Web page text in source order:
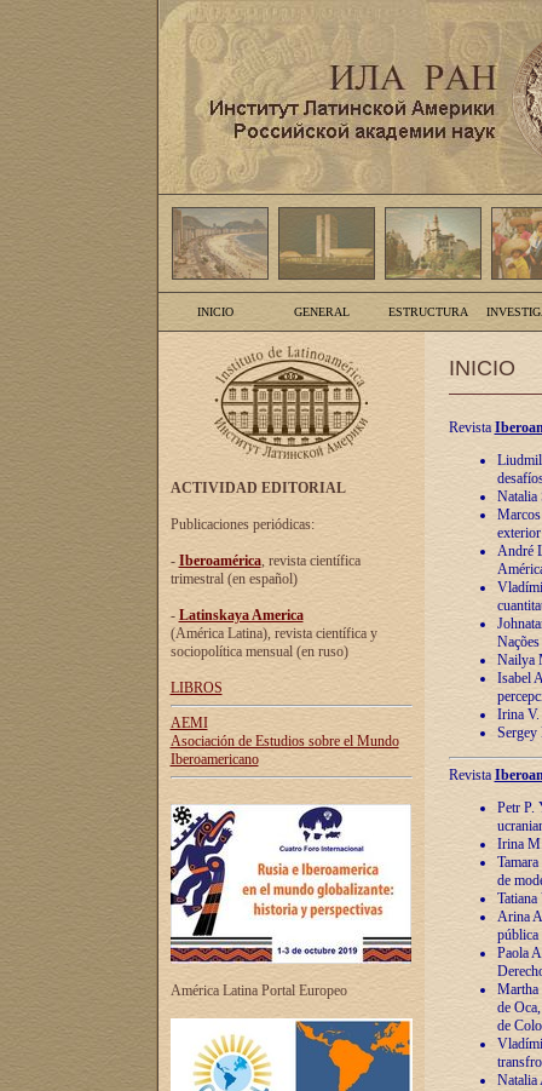
INICIO GENERAL ESTRUCTURA
ACTIVIDAD EDITORIAL
Publicaciones periódicas:
- Iberoamérica, revista científica
trimestral (en español)
- Latinskaya America
(América Latina), revista científica y
sociopolítica mensual (en ruso)
LIBROS
AEMI
Asociación de Estudios sobre el Mundo
Iberoamericano
América Latina Portal Europeo
INICIO
Revista
Natalia
André
Nailya
Isabel
Irina V.
Sergey
Revista
Petr P.
Irina
de
Arina
pública
Paola
Martha
de
de
Natalia